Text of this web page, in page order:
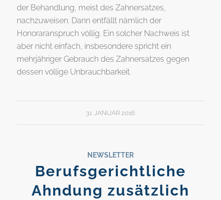
der Behandlung, meist des Zahnersatzes,
nachzuweisen. Dann entfällt nämlich der
Honoraranspruch völlig. Ein solcher Nachweis ist
aber nicht einfach, insbesondere spricht ein
mehrjähriger Gebrauch des Zahnersatzes gegen
dessen völlige Unbrauchbarkeit.
31. JANUAR 2016
NEWSLETTER
Berufsgerichtliche
Ahndung zusätzlich